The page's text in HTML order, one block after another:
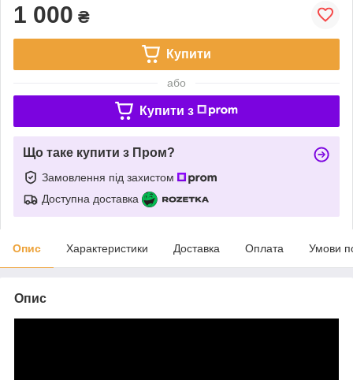
1 000 ₴
Купити
або
Купити з
Що таке купити з Пром?
Замовлення під захистом
Доступна доставка
Опис Характеристики Доставка Оплата Умови
Опис